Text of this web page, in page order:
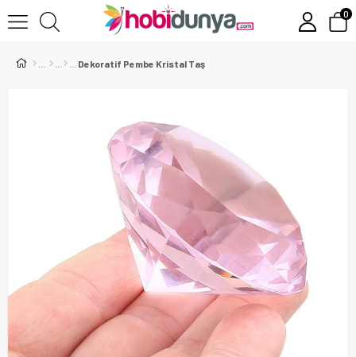
0
Dekoratif Pembe Kristal Taş